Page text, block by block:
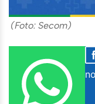
(Foto: Secom)